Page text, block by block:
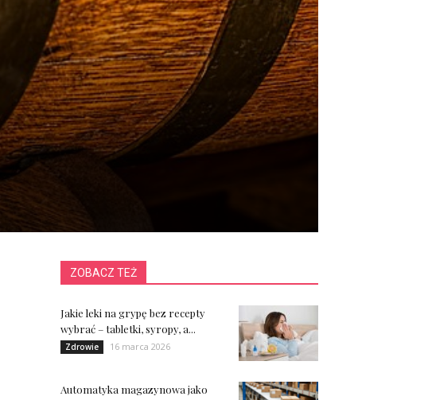
ZOBACZ TEŻ
Jakie leki na grypę bez recepty
wybrać – tabletki, syropy, a...
Zdrowie 16 marca 2026
Automatyka magazynowa jako